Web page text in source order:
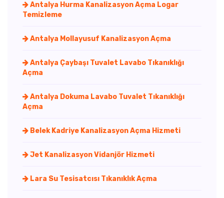
Antalya Hurma Kanalizasyon Açma Logar
Temizleme
Antalya Mollayusuf Kanalizasyon Açma
Antalya Çaybaşı Tuvalet Lavabo Tıkanıklığı
Açma
Antalya Dokuma Lavabo Tuvalet Tıkanıklığı
Açma
Belek Kadriye Kanalizasyon Açma Hizmeti
Jet Kanalizasyon Vidanjör Hizmeti
Lara Su Tesisatcısı Tıkanıklık Açma